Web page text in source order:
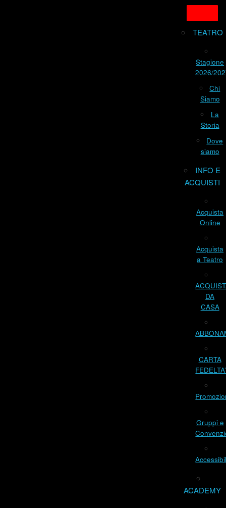
TEATRO
Stagione
2026/
Chi
Siamo
La
Storia
Dove
siamo
INFO E
ACQUISTI
Acquista
Online
Acquista
a Teatro
DA
CASA
CARTA
FEDELTA’
Gruppi e
ACADEMY